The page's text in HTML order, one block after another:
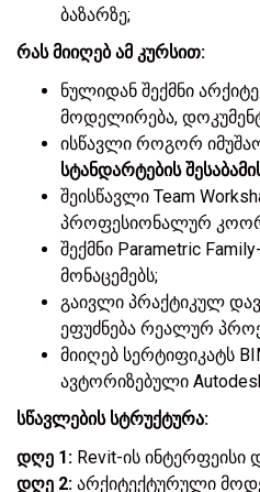
ბაზარზე;
რას მიიღებ ამ კურსით:
ნულიდან შექმნი
მოდელირება,
ისწავლი როგორ
სტანდარტების
შეისწავლი Team
პროფესიონალურ
შექმნი Parametric
მონაცემებს;
გაივლი პრაქტიკულ
ეფუძნება რეალურ
მიიღებ სერტიფიკატს
ავტორიზებული
სწავლების სტრუქტურა:
დღე 1: Revit-ის ინტერფეისი
დღე 2: არქიტექტურული